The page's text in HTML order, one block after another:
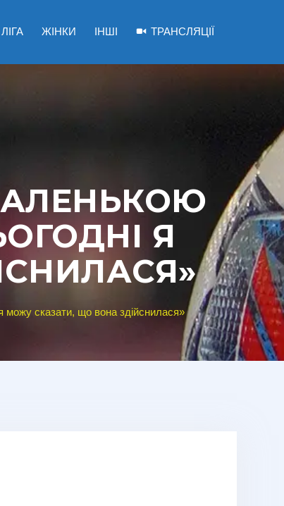
ЖІНКИ ІНШІ ТРАНСЛЯЦІЇ
Я
сказати, що вона здійснилася»